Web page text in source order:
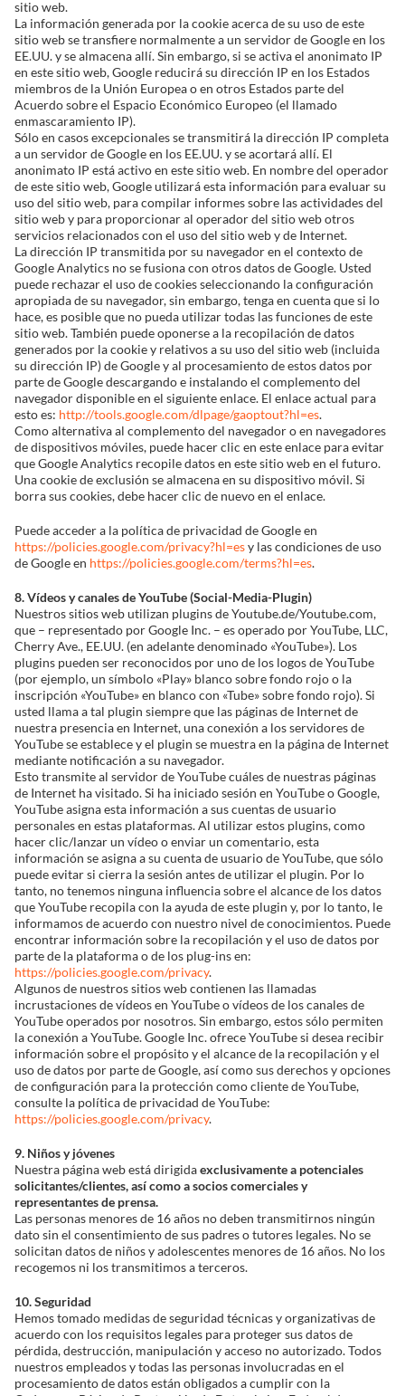
sitio web.
La información generada por la cookie acerca de su uso de este
sitio web se transfiere normalmente a un servidor de Google en los
EE.UU. y se almacena allí. Sin embargo, si se activa el anonimato IP
en este sitio web, Google reducirá su dirección IP en los Estados
miembros de la Unión Europea o en otros Estados parte del
Acuerdo sobre el Espacio Económico Europeo (el llamado
enmascaramiento IP).
Sólo en casos excepcionales se transmitirá la dirección IP completa
a un servidor de Google en los EE.UU. y se acortará allí. El
anonimato IP está activo en este sitio web. En nombre del operador
de este sitio web, Google utilizará esta información para evaluar su
uso del sitio web, para compilar informes sobre las actividades del
sitio web y para proporcionar al operador del sitio web otros
servicios relacionados con el uso del sitio web y de Internet.
La dirección IP transmitida por su navegador en el contexto de
Google Analytics no se fusiona con otros datos de Google. Usted
puede rechazar el uso de cookies seleccionando la configuración
apropiada de su navegador, sin embargo, tenga en cuenta que si lo
hace, es posible que no pueda utilizar todas las funciones de este
sitio web. También puede oponerse a la recopilación de datos
generados por la cookie y relativos a su uso del sitio web (incluida
su dirección IP) de Google y al procesamiento de estos datos por
parte de Google descargando e instalando el complemento del
navegador disponible en el siguiente enlace. El enlace actual para
esto es: http://tools.google.com/dlpage/gaoptout?hl=es.
Como alternativa al complemento del navegador o en navegadores
de dispositivos móviles, puede hacer clic en este enlace para evitar
que Google Analytics recopile datos en este sitio web en el futuro.
Una cookie de exclusión se almacena en su dispositivo móvil. Si
borra sus cookies, debe hacer clic de nuevo en el enlace.
Puede acceder a la política de privacidad de Google en
https://policies.google.com/privacy?hl=esy las condiciones de uso
de Google en https://policies.google.com/terms?hl=es.
8. Vídeos y canales de YouTube (Social-Media-Plugin)
Nuestros sitios web utilizan plugins de Youtube.de/Youtube.com,
que – representado por Google Inc. – es operado por YouTube, LLC,
Cherry Ave., EE.UU. (en adelante denominado «YouTube»). Los
plugins pueden ser reconocidos por uno de los logos de YouTube
(por ejemplo, un símbolo «Play» blanco sobre fondo rojo o la
inscripción «YouTube» en blanco con «Tube» sobre fondo rojo). Si
usted llama a tal plugin siempre que las páginas de Internet de
nuestra presencia en Internet, una conexión a los servidores de
YouTube se establece y el plugin se muestra en la página de Internet
mediante notificación a su navegador.
Esto transmite al servidor de YouTube cuáles de nuestras páginas
de Internet ha visitado. Si ha iniciado sesión en YouTube o Google,
YouTube asigna esta información a sus cuentas de usuario
personales en estas plataformas. Al utilizar estos plugins, como
hacer clic/lanzar un vídeo o enviar un comentario, esta
información se asigna a su cuenta de usuario de YouTube, que sólo
puede evitar si cierra la sesión antes de utilizar el plugin. Por lo
tanto, no tenemos ninguna influencia sobre el alcance de los datos
que YouTube recopila con la ayuda de este plugin y, por lo tanto, le
informamos de acuerdo con nuestro nivel de conocimientos. Puede
encontrar información sobre la recopilación y el uso de datos por
parte de la plataforma o de los plug-ins en:
https://policies.google.com/privacy.
Algunos de nuestros sitios web contienen las llamadas
incrustaciones de vídeos en YouTube o vídeos de los canales de
YouTube operados por nosotros. Sin embargo, estos sólo permiten
la conexión a YouTube. Google Inc. ofrece YouTube si desea recibir
información sobre el propósito y el alcance de la recopilación y el
uso de datos por parte de Google, así como sus derechos y opciones
de configuración para la protección como cliente de YouTube,
consulte la política de privacidad de YouTube:
https://policies.google.com/privacy.
9. Niños y jóvenes
Nuestra página web está dirigidaexclusivamente a potenciales
solicitantes/clientes, así como a socios comerciales y
representantes de prensa.
Las personas menores de 16 años no deben transmitirnos ningún
dato sin el consentimiento de sus padres o tutores legales. No se
solicitan datos de niños y adolescentes menores de 16 años. No los
recogemos ni los transmitimos a terceros.
10. Seguridad
Hemos tomado medidas de seguridad técnicas y organizativas de
acuerdo con los requisitos legales para proteger sus datos de
pérdida, destrucción, manipulación y acceso no autorizado. Todos
nuestros empleados y todas las personas involucradas en el
procesamiento de datos están obligados a cumplir con la